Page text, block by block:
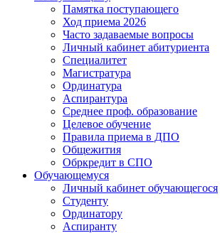
Памятка поступающего
Ход приема 2026
Часто задаваемые вопросы
Личный кабинет абитуриента
Специалитет
Магистратура
Ординатура
Аспирантура
Среднее проф. образование
Целевое обучение
Правила приема в ДПО
Общежития
Обркредит в СПО
Обучающемуся
Личный кабинет обучающегося
Студенту
Ординатору
Аспиранту